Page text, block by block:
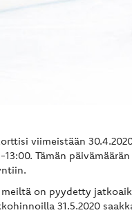
viimeistään
13:00. Tämän
on pyydetty
31.5.2020